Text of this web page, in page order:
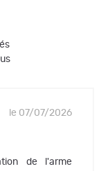
le 07/07/2026
de l'arme